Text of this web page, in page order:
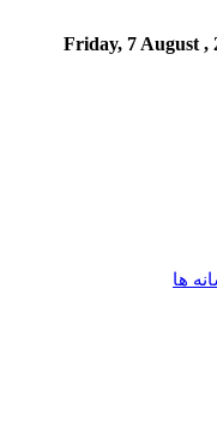
Friday, 7 August ,
ها